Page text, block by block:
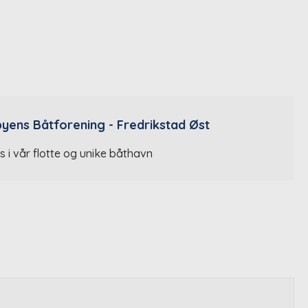
Båtforening - Fredrikstad Øst
i vår flotte og unike båthavn